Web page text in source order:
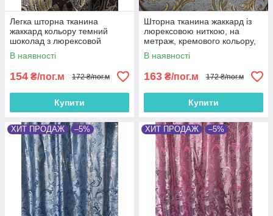
Легка шторна тканина
жаккард кольору темний
шоколад з люрексовой
ниткою, ширина 1.5 м на
метраж (D26-12)
В наявності
154 ₴/пог.м 172 ₴/пог.м
Купити
Шторна тканина жаккард із
люрексовою ниткою, на
метраж, кремового кольору,
ширина 1.5 м (D26-23)
В наявності
163 ₴/пог.м 172 ₴/пог.м
Купити
ХИТ ПРОДАЖ –5% ХИТ ПРОДАЖ –5%